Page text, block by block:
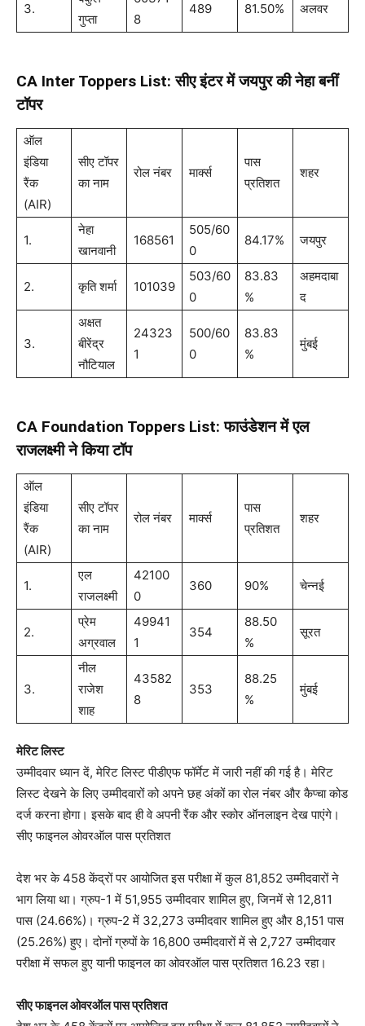
3.
गुप्ता
8
489 81.50% अलवर
CA Inter Toppers List: सीए इंटर में जयपुर की नेहा बनीं
टॉपर
ऑल
इंडिया
रैंक
(AIR)
सीए टॉपर
का नाम
रोल नंबर मार्क्स
पास
प्रतिशत
शहर
1.
नेहा
खानवानी
168561
505/60
0
84.17% जयपुर
2. कृति शर्मा 101039
503/60
0
83.83
%
अहमदाबा
द
3.
अक्षत
बीरेंद्र
नौटियाल
24323
1
500/60
0
83.83
%
मुंबई
CA Foundation Toppers List: फाउंडेशन में एल
राजलक्ष्मी ने किया टॉप
ऑल
इंडिया
रैंक
(AIR)
सीए टॉपर
का नाम
रोल नंबर मार्क्स
पास
प्रतिशत
शहर
1.
एल
राजलक्ष्मी
42100
0
360 90% चेन्नई
2.
प्रेम
अग्रवाल
49941
1
354
88.50
%
सूरत
3.
नील
राजेश
शाह
43582
8
353
88.25
%
मुंबई
मेरिट लिस्ट
उम्मीदवार ध्यान दें, मेरिट लिस्ट पीडीएफ फॉर्मेट में जारी नहीं की गई है। मेरिट
लिस्ट देखने के लिए उम्मीदवारों को अपने छह अंकों का रोल नंबर और कैप्चा कोड
दर्ज करना होगा। इसके बाद ही वे अपनी रैंक और स्कोर ऑनलाइन देख पाएंगे।
सीए फाइनल ओवरऑल पास प्रतिशत
देश भर के 458 केंद्रों पर आयोजित इस परीक्षा में कुल 81,852 उम्मीदवारों ने
भाग लिया था। ग्रुप-1 में 51,955 उम्मीदवार शामिल हुए, जिनमें से 12,811
पास (24.66%)। ग्रुप-2 में 32,273 उम्मीदवार शामिल हुए और 8,151 पास
(25.26%) हुए। दोनों ग्रुपों के 16,800 उम्मीदवारों में से 2,727 उम्मीदवार
परीक्षा में सफल हुए यानी फाइनल का ओवरऑल पास प्रतिशत 16.23 रहा।
सीए फाइनल ओवरऑल पास प्रतिशत